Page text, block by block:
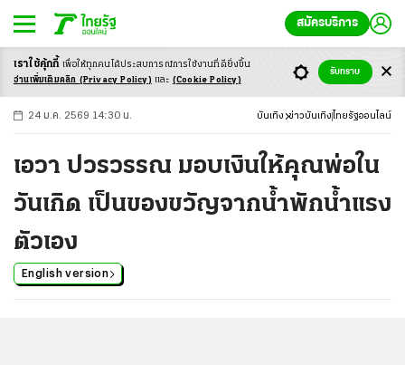
สมัครบริการ
-ก ก ก+
24 ม.ค. 2569 14:30 น. บันเทิง ข่าวบันเทิง ไทยรัฐออนไลน์
เอวา ปวรวรรณ มอบเงินให้คุณพ่อใน
วันเกิด เป็นของขวัญจากน้ำพักน้ำแรง
ตัวเอง
English version
เราใช้คุ้กกี้ เพื่อให้ทุกคนได้ประสบการณ์การใช้งานที่ดียิ่งขึ้น
อ่านเพิ่มเติมคลิก (Privacy Policy) และ (Cookie Policy)
รับทราบ